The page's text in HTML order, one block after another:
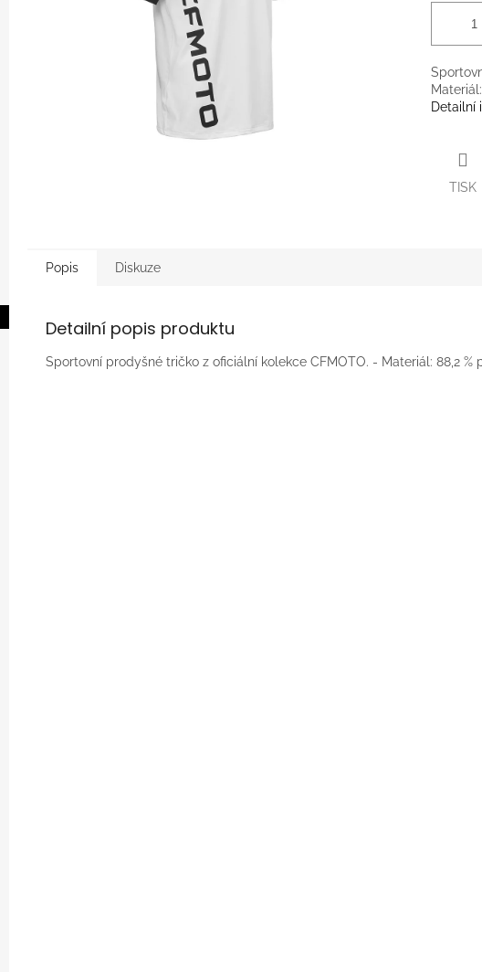
Detailní
TISK
Popis Diskuze
Detailní popis produktu
Sportovní prodyšné tričko z oficiální kolekce CFMOTO. - Materiál: 88,2 %